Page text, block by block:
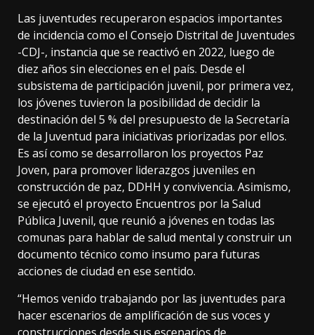
Las juventudes recuperaron espacios importantes
de incidencia como el Consejo Distrital de Juventudes
-CDJ-, instancia que se reactivó en 2022, luego de
diez años sin elecciones en el país. Desde el
subsistema de participación juvenil, por primera vez,
los jóvenes tuvieron la posibilidad de decidir la
destinación del 5 % del presupuesto de la Secretaría
de la Juventud para iniciativas priorizadas por ellos.
Es así como se desarrollaron los proyectos Paz
Joven, para promover liderazgos juveniles en
construcción de paz, DDHH y convivencia. Asimismo,
se ejecutó el proyecto Encuentros por la Salud
Pública Juvenil, que reunió a jóvenes en todas las
comunas para hablar de salud mental y construir un
documento técnico como insumo para futuras
acciones de ciudad en ese sentido.
“Hemos venido trabajando por las juventudes para
hacer escenarios de amplificación de sus voces y